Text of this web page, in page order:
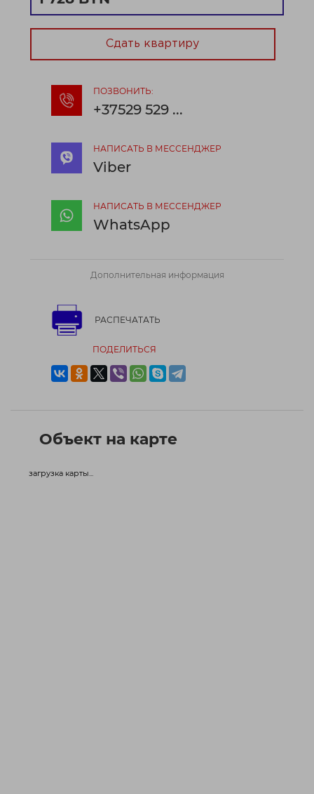
Сдать квартиру
ПОЗВОНИТЬ:
+37529 529 ...
НАПИСАТЬ В МЕССЕНДЖЕР
Viber
НАПИСАТЬ В МЕССЕНДЖЕР
WhatsApp
Дополнительная информация
РАСПЕЧАТАТЬ
ПОДЕЛИТЬСЯ
Объект на карте
загрузка карты...